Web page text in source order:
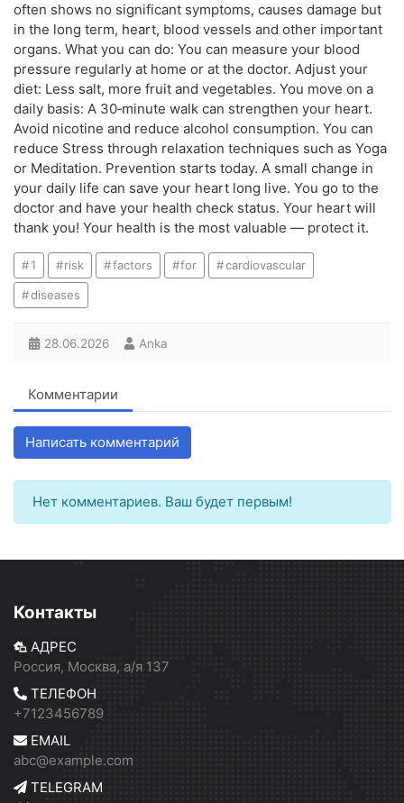
often shows no significant symptoms, causes damage but
in the long term, heart, blood vessels and other important
organs. What you can do: You can measure your blood
pressure regularly at home or at the doctor. Adjust your
diet: Less salt, more fruit and vegetables. You move on a
daily basis: A 30‑minute walk can strengthen your heart.
Avoid nicotine and reduce alcohol consumption. You can
reduce Stress through relaxation techniques such as Yoga
or Meditation. Prevention starts today. A small change in
your daily life can save your heart long live. You go to the
doctor and have your health check status. Your heart will
thank you! Your health is the most valuable — protect it.
1 risk factors for cardiovascular
diseases
28.06.2026 Anka
Комментарии
Написать комментарий
Нет комментариев. Ваш будет первым!
Контакты
АДРЕС
Россия, Москва, а/я 137
ТЕЛЕФОН
+7123456789
EMAIL
abc@example.com
TELEGRAM